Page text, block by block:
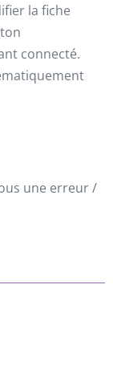
la fiche
connecté.
une erreur /